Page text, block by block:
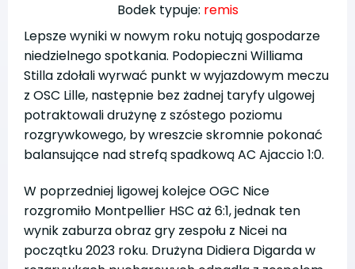
Bodek typuje: remis
Lepsze wyniki w nowym roku notują gospodarze
niedzielnego spotkania. Podopieczni Williama
Stilla zdołali wyrwać punkt w wyjazdowym meczu
z OSC Lille, następnie bez żadnej taryfy ulgowej
potraktowali drużynę z szóstego poziomu
rozgrywkowego, by wreszcie skromnie pokonać
balansujące nad strefą spadkową AC Ajaccio 1:0.
W poprzedniej ligowej kolejce OGC Nice
rozgromiło Montpellier HSC aż 6:1, jednak ten
wynik zaburza obraz gry zespołu z Nicei na
początku 2023 roku. Drużyna Didiera Digarda w